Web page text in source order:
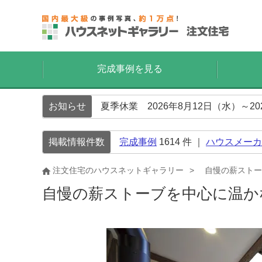
完成事例を見る
お知らせ 夏季休業 2026年8月12日（水）～
掲載情報件数 完成事例 1614 件 ｜ ハウスメー
注文住宅のハウスネットギャラリー 自慢の薪スト
自慢の薪ストーブを中心に温